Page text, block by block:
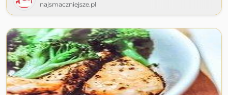
najsmaczniejsze.pl